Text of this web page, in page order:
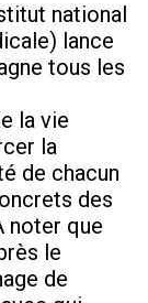
national
lance
tous les
la vie
la
de chacun
des
noter que
le
de